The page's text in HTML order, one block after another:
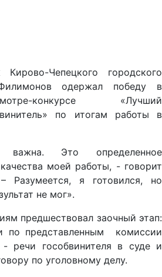
Чепецкого городского
одержал победу в
конкурсе «Лучший
по итогам работы в
важна. Это определенное
моей работы, - говорит
Разумеется, я готовился, но
не мог».
предшествовал заочный этап:
по представленным комиссии
- речи гособвинителя в суде и
по уголовному делу.